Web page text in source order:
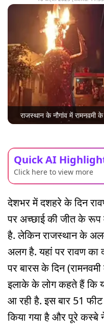
राजस्थान के नौगांव में
Quick AI
Click here to view more
देशभर में दशहरे के दिन
पर अच्छाई की जीत के रूप
है. लेकिन राजस्थान के
अलग है. यहां पर रावण का
पर बारस के दिन
इलाके के लोग कहते हैं कि
आ रही है. इस बार 51
किया गया है और पूरे कस्बे